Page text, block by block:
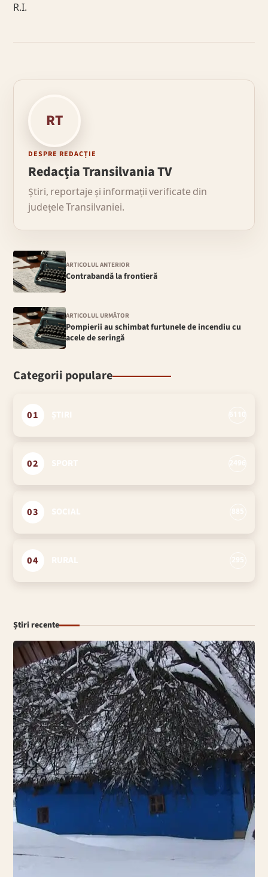
R.I.
RT
DESPRE REDACȚIE
Redacția Transilvania TV
Știri, reportaje și informații verificate din
județele Transilvaniei.
ARTICOLUL ANTERIOR
Contrabandă la frontieră
ARTICOLUL URMĂTOR
Pompierii au schimbat furtunele de incendiu cu
acele de seringă
Categorii populare
01
02
03
04
Știri recente